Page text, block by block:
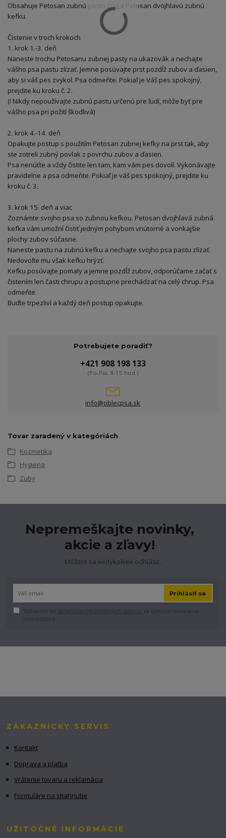
Obsahuje Petosan zubnú pastu 20g a Petosan dvojhlavú zubnú
kefku.
Čistenie v troch krokoch
1. krok 1.-3. deň
Naneste trochu Petosanu zubnej pasty na ukazovák a nechajte
vášho psa pastu zlízať. Jemne posúvajte prst pozdĺž zubov a ďasien,
aby si váš pes zvykol. Psa odmeňte. Pokiaľ je Váš pes spokojný,
prejdite ku kroku č. 2.
(! Nikdy nepoužívajte zubnú pastu určenú pre ľudí, môže byť pre
vášho psa pri požití škodlivá)
2. krok 4.-14. deň
Opakujte postup s použitím Petosan zubnej kefky na prst tak, aby
ste zotreli zubný povlak z povrchu zubov a ďasien.
Psa nenúťte a vždy čistite len tam, kam vám pes dovolí. Vykonávajte
pravidelne a psa odmeňte. Pokiaľ je váš pes spokojný, prejdite ku
kroku č. 3.
3. krok 15. deň a viac
Zoznámte svojho psa so zubnou kefkou. Petosan dvojhlavá zubná
kefka vám umožní čistiť jedným pohybom vnútorné a vonkajšie
plochy zubov súčasne.
Naneste pastu na zubnú kefku a nechajte svojho psa pastu zlízať.
Nedovoľte mu však kefku hrýzť.
Kefku posúvajte pomaly a jemne pozdĺž zubov, odporúčame začať s
čistením len časti chrupu a postupne prechádzať na celý chrup. Psa
odmeňte.
Buďte trpezliví a každý deň postup opakujte.
Potrebujete poradiť?
+421 908 198 133
(Po-Pia, 8-15 hod.)
info@oblecpsa.sk
Tovar zaradený v kategóriách
Kozmetika
Hygiena
Zuby
Nepremeškajte novinky,
akcie a zľavy!
Môžete sa kedykoľvek odhlásiť.
Prihlásiť sa
Súhlasím so spracovaním osobných údajov za účelom zasielania
newslettera.
ZÁKAZNÍCKY SERVIS
Kontakt
Doprava a platba
Vrátenie tovaru a reklamácia
Formuláre na stiahnutie
UŽITOČNÉ INFORMÁCIE